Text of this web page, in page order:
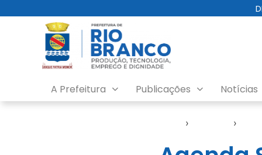
A Prefeitura Publicações Notícias
› ›